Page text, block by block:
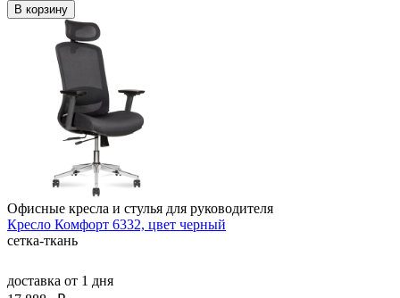
В корзину
Офисные кресла и стулья для руководителя
Кресло Комфорт 6332, цвет черный
сетка-ткань
доставка от 1 дня